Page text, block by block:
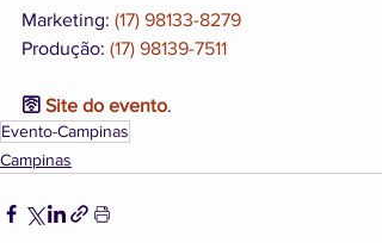
Marketing: (17) 98133-8279
Produção: (17) 98139-7511
🛜 Site do evento.
Evento-Campinas
Campinas